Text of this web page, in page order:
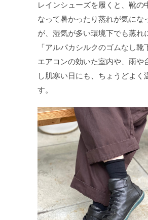
レインシューズを履くと、靴の
なって暑かったり蒸れが気にな
が、湿気が多い環境下でも蒸れ
「アルパカシルクのゴムなし靴
エアコンの効いた室内や、雨や
し肌寒い日にも、ちょうどよく
す。